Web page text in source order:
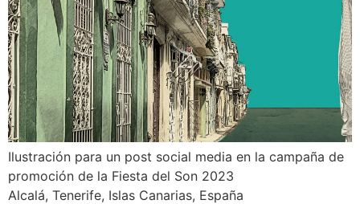
Ilustración para un post social media en la campaña de
promoción de la Fiesta del Son 2023
Alcalá, Tenerife, Islas Canarias, España